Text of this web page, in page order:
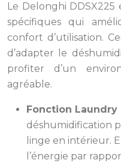
Le Delonghi
spécifiques qui
confort d’utilisation.
d’adapter le
profiter d’un
agréable.
Fonction Laundry
déshumidification
linge en intérieur.
l’énergie par